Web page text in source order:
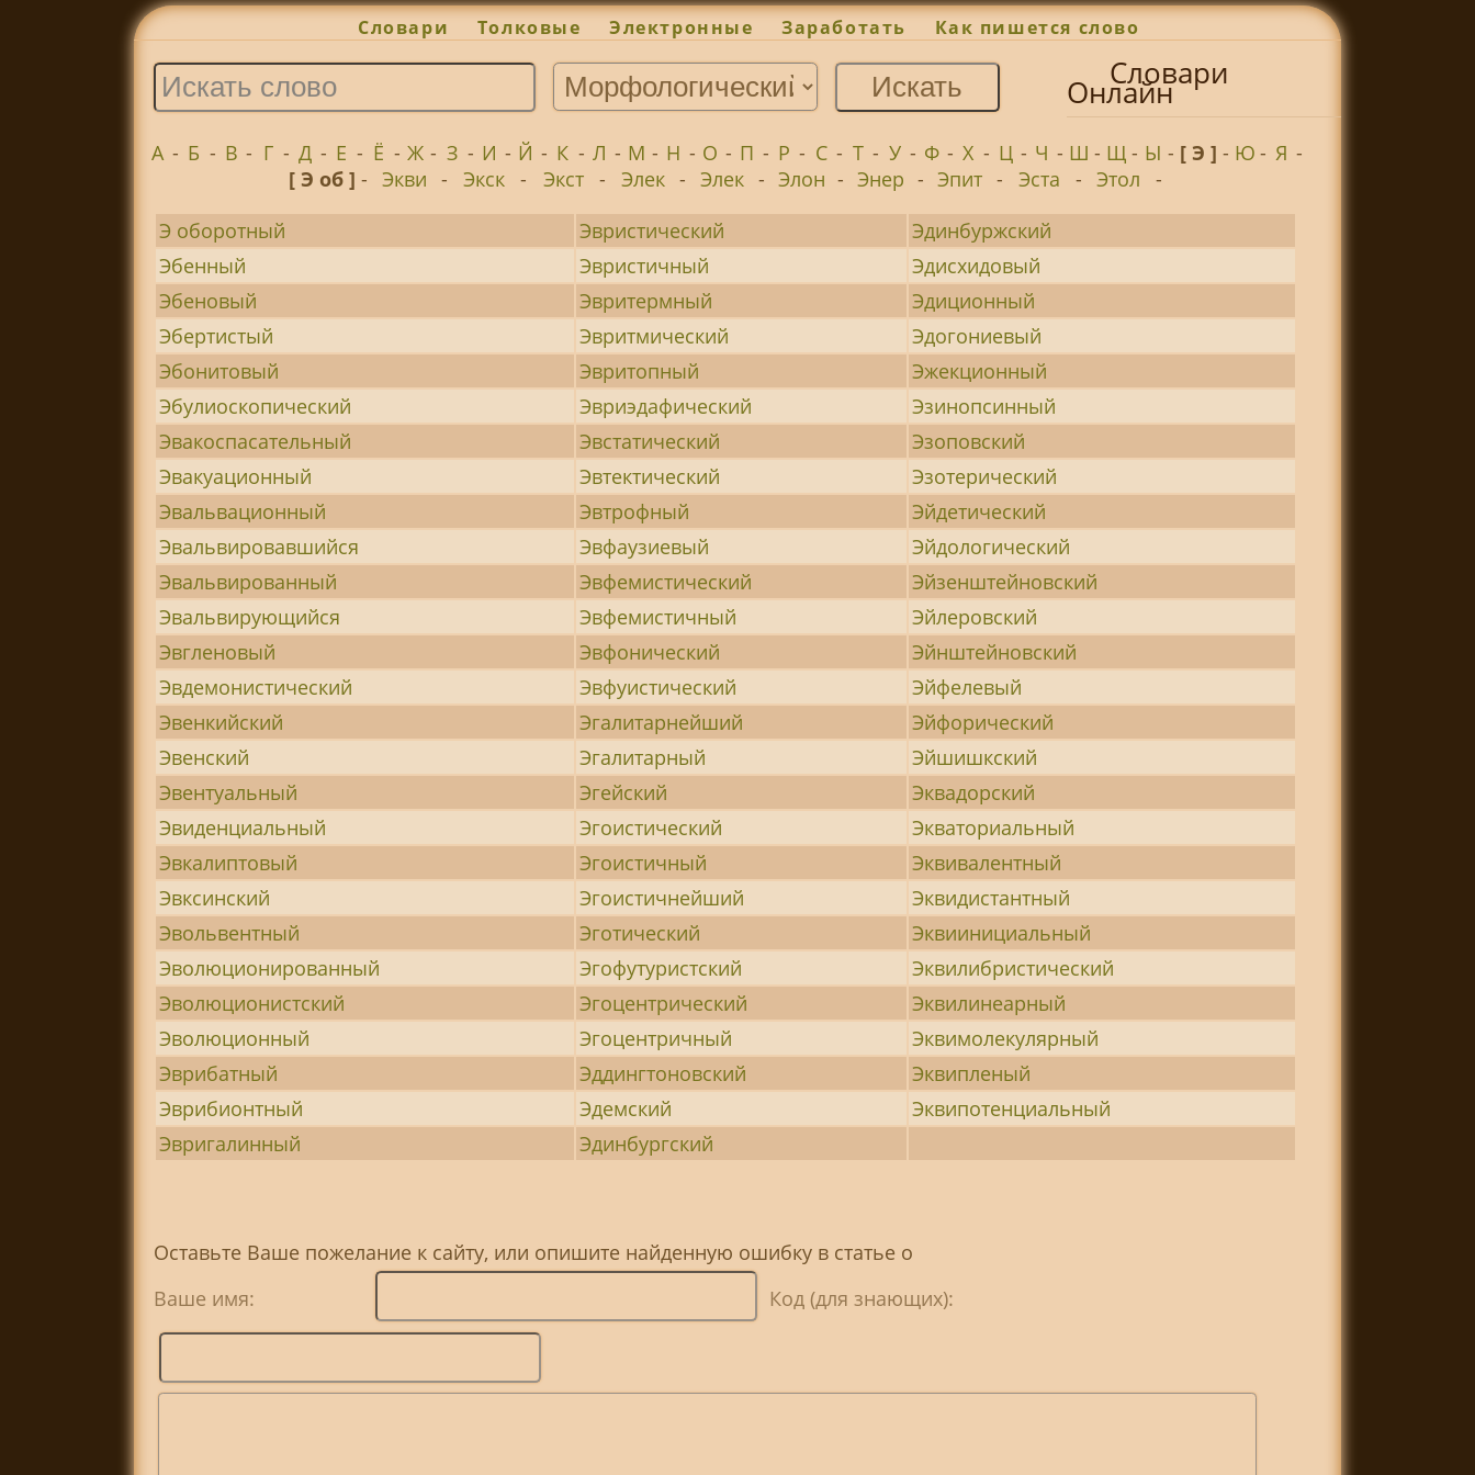
Словари Толковые Электронные Заработать Как пишется слово
Словари
Онлайн
А - Б - В - Г - Д - Е - Ё - Ж - З - И - Й - К - Л - М - Н - О - П - Р - С - Т - У - Ф - Х - Ц - Ч - Ш - Щ- Ы - [ Э ]- Ю- Я -
[ Э об ]- Экви - Экск - Экст - Элек - Элек - Элон - Энер - Эпит - Эста - Этол
-
Э оборотный
Эвристический
Эдинбуржский
Эбенный
Эвристичный
Эдисхидовый
Эбеновый
Эвритермный
Эдиционный
Эбертистый
Эвритмический
Эдогониевый
Эбонитовый
Эвритопный
Эжекционный
Эбулиоскопический
Эвриэдафический
Эзинопсинный
Эвакоспасательный
Эвстатический
Эзоповский
Эвакуационный
Эвтектический
Эзотерический
Эвальвационный
Эвтрофный
Эйдетический
Эвальвировавшийся
Эвфаузиевый
Эйдологический
Эвальвированный
Эвфемистический
Эйзенштейновский
Эвальвирующийся
Эвфемистичный
Эйлеровский
Эвгленовый
Эвфонический
Эйнштейновский
Эвдемонистический
Эвфуистический
Эйфелевый
Эвенкийский
Эгалитарнейший
Эйфорический
Эвенский
Эгалитарный
Эйшишкский
Эвентуальный
Эгейский
Эквадорский
Эвиденциальный
Эгоистический
Экваториальный
Эвкалиптовый
Эгоистичный
Эквивалентный
Эвксинский
Эгоистичнейший
Эквидистантный
Эвольвентный
Эготический
Эквиинициальный
Эволюционированный
Эгофутуристский
Эквилибристический
Эволюционистский
Эгоцентрический
Эквилинеарный
Эволюционный
Эгоцентричный
Эквимолекулярный
Эврибатный
Эддингтоновский
Эквипленый
Эврибионтный
Эдемский
Эквипотенциальный
Эвригалинный
Эдинбургский
Оставьте Ваше пожелание к сайту, или опишите найденную ошибку в статье о
Ваше имя:
Код (для знающих):